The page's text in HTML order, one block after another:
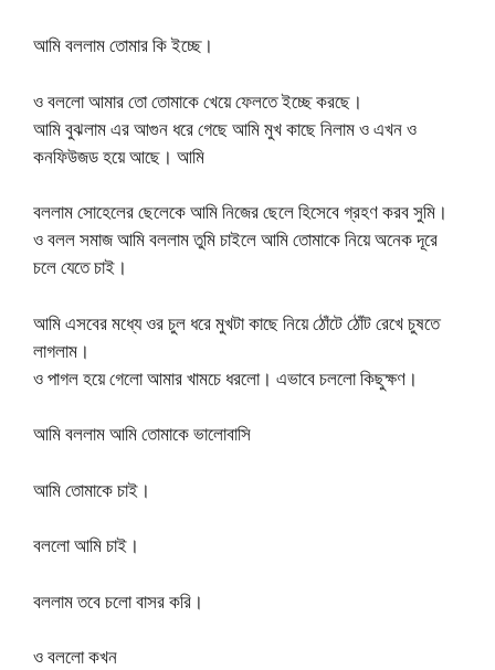
আমি বললাম তোমার কি ইচ্ছে।
ও বললো আমার তো তোমাকে খেয়ে ফেলতে ইচ্ছে করছে।
আমি বুঝলাম এর আগুন ধরে গেছে আমি মুখ কাছে নিলাম ও এখন ও
কনফিউজড হয়ে আছে। আমি
বললাম সোহেলের ছেলেকে আমি নিজের ছেলে হিসেবে গ্রহণ করব সুমি।
ও বলল সমাজ আমি বললাম তুমি চাইলে আমি তোমাকে নিয়ে অনেক দূরে
চলে যেতে চাই।
আমি এসবের মধ্যে ওর চুল ধরে মুখটা কাছে নিয়ে ঠোঁটে ঠোঁট রেখে চুষতে
লাগলাম।
ও পাগল হয়ে গেলো আমার খামচে ধরলো। এভাবে চললো কিছুক্ষণ।
আমি বললাম আমি তোমাকে ভালোবাসি
আমি তোমাকে চাই।
বললো আমি চাই।
বললাম তবে চলো বাসর করি।
ও বললো কখন